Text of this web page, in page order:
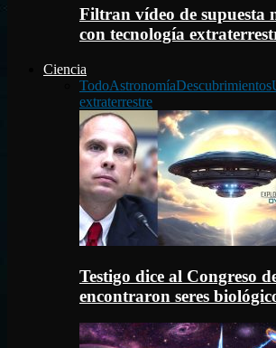
Filtran vídeo de supuesta
con tecnología
Ciencia
TodoAstronomíaDescubrimientos
extraterrestre
Testigo dice al Congreso
encontraron seres